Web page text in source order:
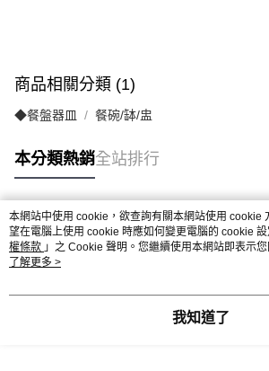
商品相關分類 (1)
◆餐盤器皿 餐碗/缽/盅
本分類熱銷全站排行
熱門標籤
本網站中使用 cookie，欲查詢有關本網站使用 cookie
望在電腦上使用 cookie 時應如何變更電腦的 cookie
權條款 」之 Cookie 聲明。您繼續使用本網站即表示
用條款之 Cookie 聲明使用 cookie。
了解更多 >
我知道了